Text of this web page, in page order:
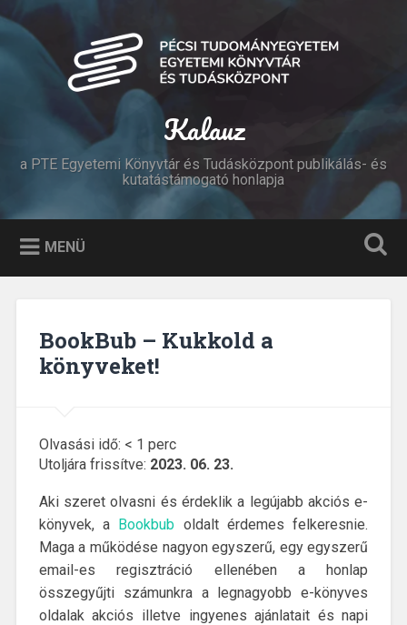
Tovább
tartalomhoz
Keresés
Kalauz
a PTE Egyetemi Könyvtár és Tudásközpont publikálás- és
kutatástámogató honlapja
MENÜ
BookBub – Kukkold a
könyveket!
Olvasási idő: < 1 perc
Utoljára frissítve: 2023. 06. 23.
Aki szeret olvasni és érdeklik a legújabb akciós e-
könyvek, a Bookbub oldalt érdemes felkeresnie.
Maga a működése nagyon egyszerű, egy egyszerű
email-es regisztráció ellenében a honlap
összegyűjti számunkra a legnagyobb e-könyves
oldalak akciós illetve ingyenes ajánlatait és napi